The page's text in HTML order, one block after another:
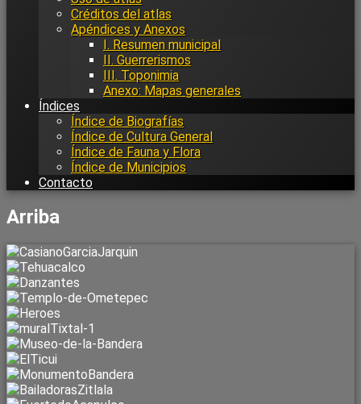
Créditos del atlas
Apéndices y Anexos
I. Resumen municipal
II. Guerrerismos
III. Toponimia
Anexo: Mapas generales
Índices
Índice de Biografías
Índice de Cultura General
Índice de Fauna y Flora
Índice de Municipios
Contacto
Arriba